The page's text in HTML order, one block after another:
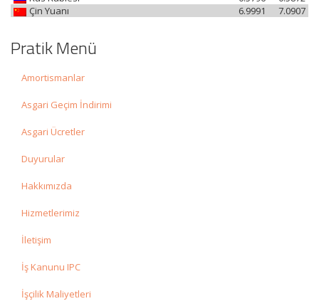
Çin Yuanı
7.0907
6.9991
Pratik Menü
Amortismanlar
Asgari Geçim İndirimi
Asgari Ücretler
Duyurular
Hakkımızda
Hizmetlerimiz
İletişim
İş Kanunu IPC
İşçilik Maliyetleri